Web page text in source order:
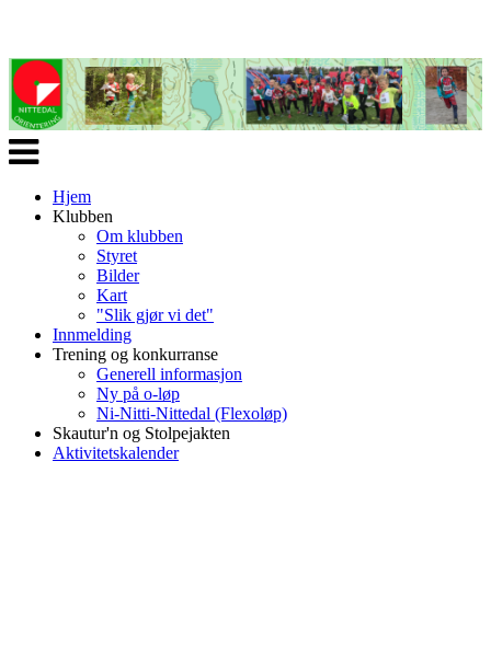
Veksle
navigasjon
Hjem
Klubben
Om klubben
Styret
Bilder
Kart
"Slik gjør vi det"
Innmelding
Trening og konkurranse
Generell informasjon
Ny på o-løp
Ni-Nitti-Nittedal (Flexoløp)
Skautur'n og Stolpejakten
Aktivitetskalender